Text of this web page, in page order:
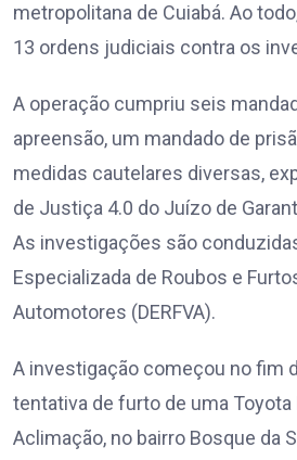
metropolitana de Cuiabá. Ao
13 ordens judiciais contra os
A operação cumpriu seis
apreensão, um mandado de
medidas cautelares diversas,
de Justiça 4.0 do Juízo de
As investigações são
Especializada de Roubos e
Automotores (DERFVA).
A investigação começou no fim
tentativa de furto de uma Toyota
Aclimação, no bairro Bosque da